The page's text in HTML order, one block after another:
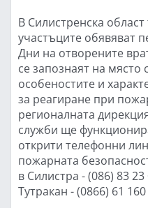
В Силистренска
участъците обявяват
Дни на отворените
се запознаят на място
особеностите и
за реагиране при
регионалната
служби ще
открити телефонни
пожарната
в Силистра - (086) 83
Тутракан - (0866) 61